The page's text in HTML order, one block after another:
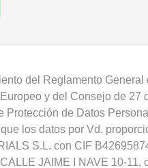
del Reglamento
y del Consejo de 27
Protección de Datos
los datos por Vd.
S.L. con CIF
JAIME I NAVE 10-